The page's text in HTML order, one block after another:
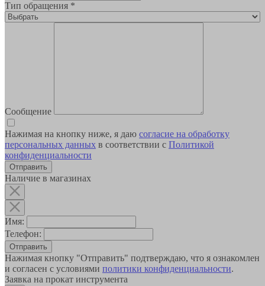
Тип обращения *
Сообщение
Нажимая на кнопку ниже, я даю согласие на обработку
персональных данных в соответствии с Политикой
конфиденциальности
Наличие в магазинах
Имя:
Телефон:
Отправить
Нажимая кнопку "Отправить" подтверждаю, что я ознакомлен
и согласен с условиями политики конфиденциальности.
Заявка на прокат инструмента